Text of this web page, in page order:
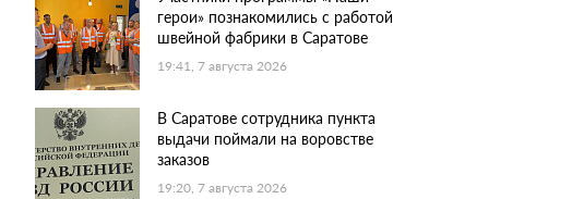
герои» познакомились с работой
швейной фабрики в Саратове
19:41, 7 августа 2026
В Саратове сотрудника пункта
выдачи поймали на воровстве
заказов
19:20, 7 августа 2026